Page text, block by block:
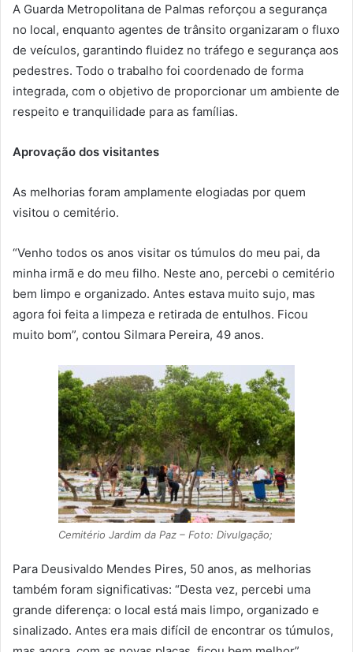
A Guarda Metropolitana de Palmas reforçou a segurança
no local, enquanto agentes de trânsito organizaram o fluxo
de veículos, garantindo fluidez no tráfego e segurança aos
pedestres. Todo o trabalho foi coordenado de forma
integrada, com o objetivo de proporcionar um ambiente de
respeito e tranquilidade para as famílias.
Aprovação dos visitantes
As melhorias foram amplamente elogiadas por quem
visitou o cemitério.
“Venho todos os anos visitar os túmulos do meu pai, da
minha irmã e do meu filho. Neste ano, percebi o cemitério
bem limpo e organizado. Antes estava muito sujo, mas
agora foi feita a limpeza e retirada de entulhos. Ficou
muito bom”, contou Silmara Pereira, 49 anos.
Cemitério Jardim da Paz – Foto: Divulgação;
Para Deusivaldo Mendes Pires, 50 anos, as melhorias
também foram significativas: “Desta vez, percebi uma
grande diferença: o local está mais limpo, organizado e
sinalizado. Antes era mais difícil de encontrar os túmulos,